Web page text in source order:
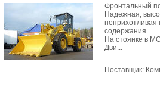
Фронтальный
Надежная,
неприхотливая
содержания.
На стоянке в
Дви...
Поставщик: